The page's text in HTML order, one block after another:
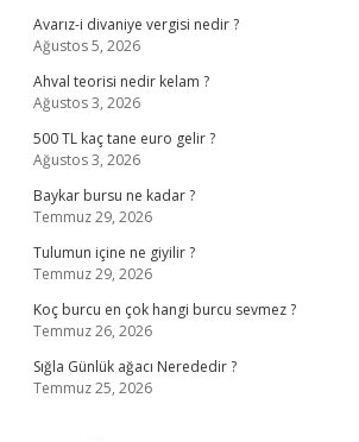
Avarız-i divaniye vergisi nedir ?
Ağustos 5, 2026
Ahval teorisi nedir kelam ?
Ağustos 3, 2026
500 TL kaç tane euro gelir ?
Ağustos 3, 2026
Baykar bursu ne kadar ?
Temmuz 29, 2026
Tulumun içine ne giyilir ?
Temmuz 29, 2026
Koç burcu en çok hangi burcu sevmez ?
Temmuz 26, 2026
Sığla Günlük ağacı Nerededir ?
Temmuz 25, 2026